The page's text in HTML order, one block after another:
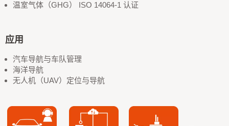
温室气体（GHG） ISO 14064-1 认证
应用
汽车导航与车队管理
海洋导航
无人机（UAV）定位与导航